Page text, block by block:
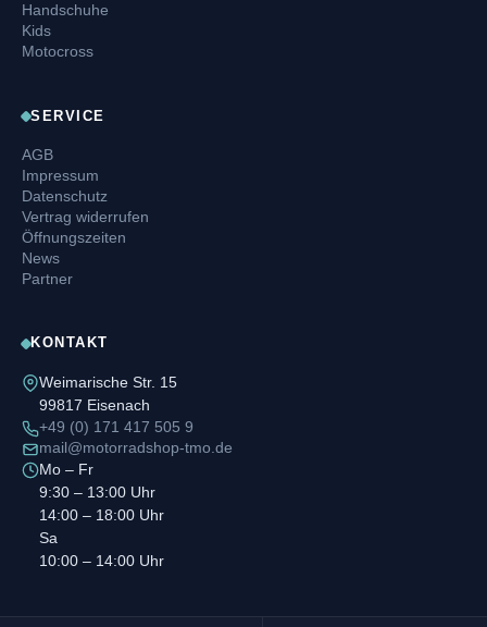
Handschuhe
Kids
Motocross
SERVICE
AGB
Impressum
Datenschutz
Vertrag widerrufen
Öffnungszeiten
News
Partner
KONTAKT
Weimarische Str. 15
99817 Eisenach
+49 (0) 171 417 505 9
mail@motorradshop-tmo.de
Mo – Fr
9:30 – 13:00 Uhr
14:00 – 18:00 Uhr
Sa
10:00 – 14:00 Uhr